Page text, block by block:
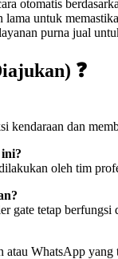
otomatis
lama untuk
purna jual
❓
kendaraan dan
oleh tim
gate tetap berfungsi
WhatsApp yang